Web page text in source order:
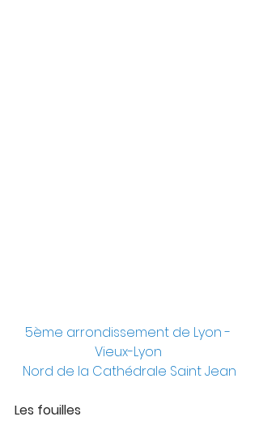
5ème arrondissement de Lyon -
Vieux-Lyon
Nord de la Cathédrale Saint Jean
Les fouilles